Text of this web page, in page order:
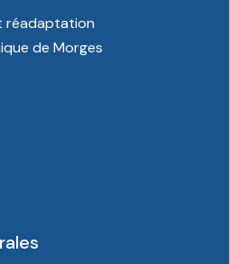
réadaptation
de Morges